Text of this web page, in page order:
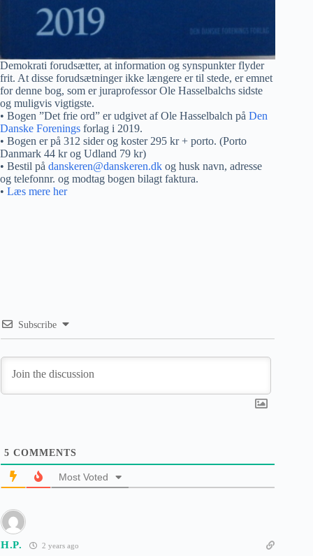
Demokrati forudsætter, at information og synspunkter flyder
frit. At disse forudsætninger ikke længere er til stede, er emnet
for denne bog, som er juraprofessor Ole Hasselbalchs sidste
og muligvis vigtigste.
• Bogen ”Det frie ord” er udgivet af Ole Hasselbalch på Den
Danske Forenings forlag i 2019.
• Bogen er på 312 sider og koster 295 kr + porto. (Porto
Danmark 44 kr og Udland 79 kr)
• Bestil på danskeren@danskeren.dk og husk navn, adresse
og telefonnr. og modtag bogen bilagt faktura.
• Læs mere her
Subscribe
5 COMMENTS
Most Voted
H.P. 2 years ago